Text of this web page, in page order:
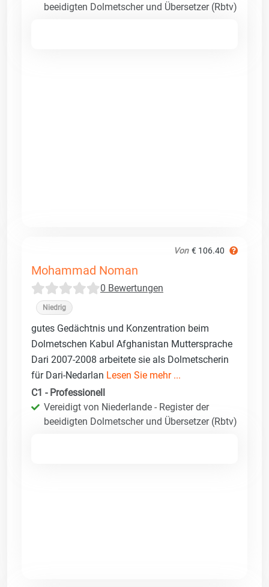
beeidigten Dolmetscher und Übersetzer (Rbtv)
Von € 106.40
Mohammad Noman
0 Bewertungen
Niedrig
gutes Gedächtnis und Konzentration beim
Dolmetschen Kabul Afghanistan Muttersprache
Dari 2007-2008 arbeitete sie als Dolmetscherin
für Dari-Nedarlan Lesen Sie mehr ...
C1 - Professionell
Vereidigt von Niederlande - Register der
beeidigten Dolmetscher und Übersetzer (Rbtv)